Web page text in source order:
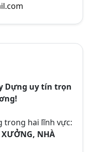
Dựng uy tín trọn
trong hai lĩnh vực:
NHÀ